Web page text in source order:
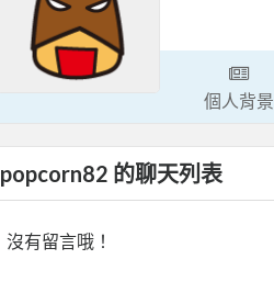
個人背景
popcorn82 的聊天列表
沒有留言哦！